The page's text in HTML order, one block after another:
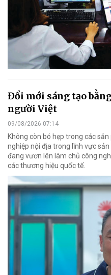
Đổi mới sáng tạo
người Việt
09/08/2026 07:14
Không còn bó hẹp trong các
nghiệp nội địa trong lĩnh vực
đang vươn lên làm chủ công
các thương hiệu quốc tế.